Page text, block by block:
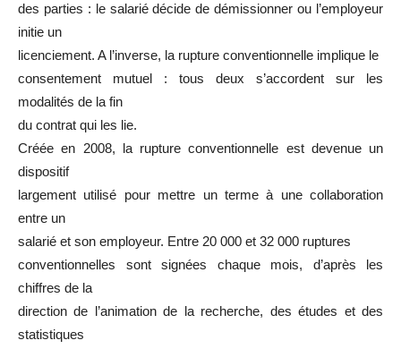
des parties : le salarié décide de démissionner ou l’employeur
initie un
licenciement. A l’inverse, la rupture conventionnelle implique le
consentement mutuel : tous deux s’accordent sur les
modalités de la fin
du contrat qui les lie.
Créée en 2008, la rupture conventionnelle est devenue un
dispositif
largement utilisé pour mettre un terme à une collaboration
entre un
salarié et son employeur. Entre 20 000 et 32 000 ruptures
conventionnelles sont signées chaque mois, d’après les
chiffres de la
direction de l’animation de la recherche, des études et des
statistiques